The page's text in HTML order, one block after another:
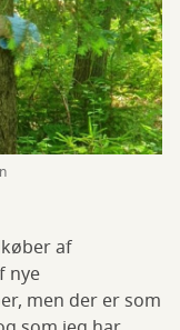
af
nye
men der er som